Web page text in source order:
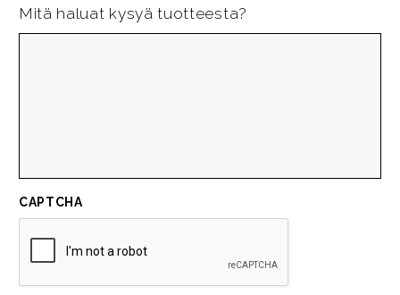
Mitä haluat kysyä tuotteesta?
CAPTCHA